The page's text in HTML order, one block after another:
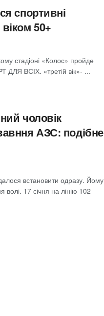
спортивні
50+
стадіоні «Колос» пройде
ДЛЯ ВСІХ. «третій вік»- ...
чоловік
АЗС: подібне
встановити одразу. Йому
волі. 17 січня на лінію 102